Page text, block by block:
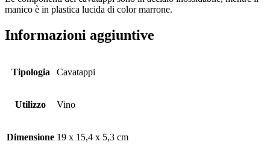
manico è in plastica lucida di color marrone.
Informazioni aggiuntive
Tipologia Cavatappi
Utilizzo Vino
Dimensione 19 x 15,4 x 5,3 cm